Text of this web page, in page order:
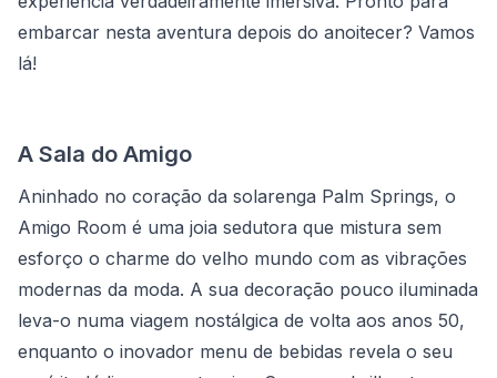
embarcar nesta aventura depois do anoitecer? Vamos
lá!
A Sala do Amigo
Aninhado no coração da solarenga Palm Springs, o
Amigo Room é uma joia sedutora que mistura sem
esforço o charme do velho mundo com as vibrações
modernas da moda. A sua decoração pouco iluminada
leva-o numa viagem nostálgica de volta aos anos 50,
enquanto o inovador menu de bebidas revela o seu